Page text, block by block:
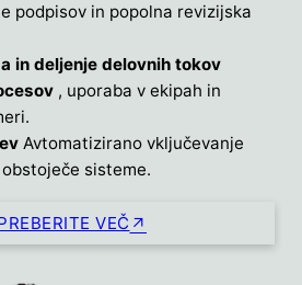
podpisov in popolna revizijska
in deljenje delovnih tokov
, uporaba v ekipah in
Avtomatizirano vključevanje
sisteme.
VEČ